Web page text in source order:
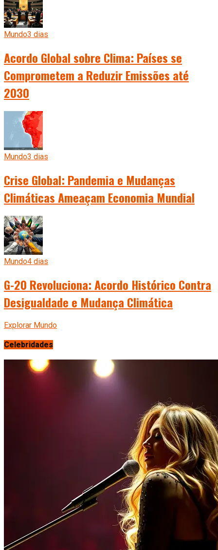
Mundo3 dias
Acordo Global sobre Clima: Países se
Comprometem a Reduzir Emissões até
2030
Mundo3 dias
Crise Global: Pandemia e Mudanças
Climáticas Ameaçam Economia Mundial
Mundo4 dias
G-20 Revoluciona: Acordo Histórico Contra
Desigualdade e Mudança Climática
Explorar Mundo
Celebridades